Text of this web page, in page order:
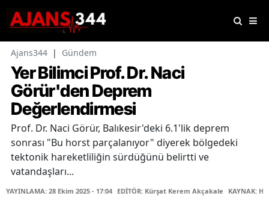
Ajans344 | Gündem
Yer Bilimci Prof. Dr. Naci
Görür'den Deprem
Değerlendirmesi
Prof. Dr. Naci Görür, Balıkesir'deki 6.1'lik deprem
sonrası "Bu horst parçalanıyor" diyerek bölgedeki
tektonik hareketliliğin sürdüğünü belirtti ve
vatandaşları...
YAYINLAMA: 28 Ekim 2025 - 17:04 EDİTÖR: Kürşat Kerem Akçakale KAYNAK: